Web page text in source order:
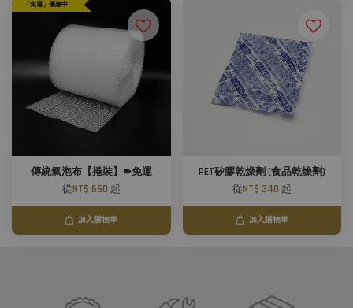
「免運」優惠中
傳統氣泡布【捲裝】➽免運
從NT$ 660 起
加入購物車
PET矽膠乾燥劑 (食品乾燥劑)
從NT$ 340 起
加入購物車